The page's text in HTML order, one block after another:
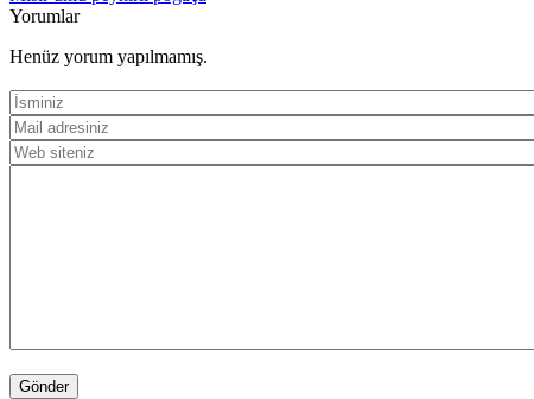
Yorumlar
Henüz yorum yapılmamış.